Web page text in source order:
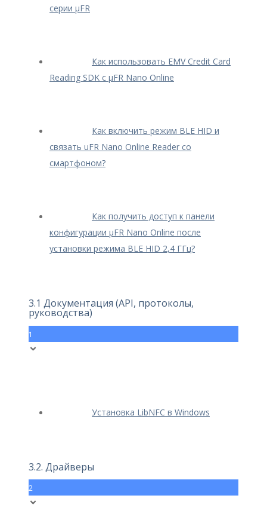
серии μFR
Как использовать EMV Credit Card
Reading SDK с μFR Nano Online
Как включить режим BLE HID и
связать uFR Nano Online Reader со
смартфоном?
Как получить доступ к панели
конфигурации μFR Nano Online после
установки режима BLE HID 2,4 ГГц?
3.1 Документация (API, протоколы,
руководства)
1
Установка LibNFC в Windows
3.2. Драйверы
2